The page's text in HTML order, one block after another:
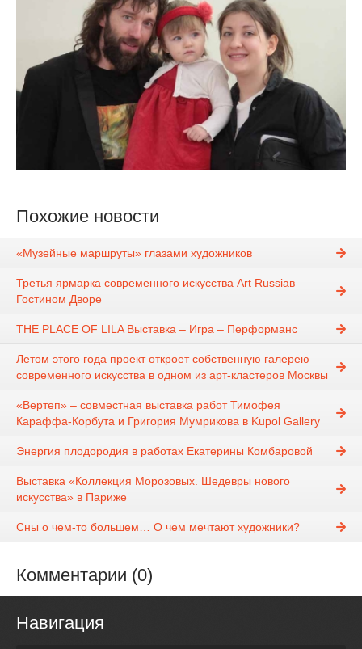
Похожие новости
«Музейные маршруты» глазами художников
Третья ярмарка современного искусства Art Russiaв
Гостином Дворе
THE PLACE OF LILA Выставка – Игра – Перформанс
Летом этого года проект откроет собственную галерею
современного искусства в одном из арт-кластеров Москвы
«Вертеп» – совместная выставка работ Тимофея
Караффа-Корбута и Григория Мумрикова в Kupol Gallery
Энергия плодородия в работах Екатерины Комбаровой
Выставка «Коллекция Морозовых. Шедевры нового
искусства» в Париже
Сны о чем-то большем… О чем мечтают художники?
Комментарии (0)
Навигация